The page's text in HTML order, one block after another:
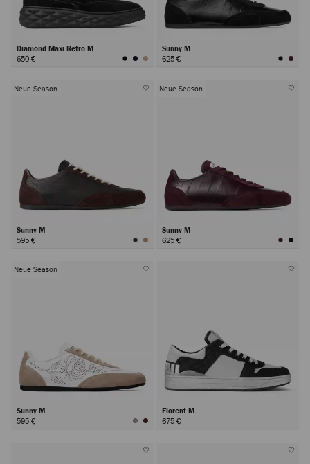
Diamond Maxi Retro M
650 €
Sunny M
625 €
Neue Season
Sunny M
595 €
Neue Season
Sunny M
625 €
Neue Season
Sunny M
595 €
Florent M
675 €